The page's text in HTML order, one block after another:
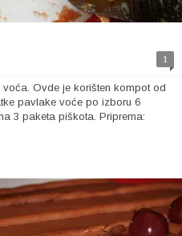
1
Ovde je korišten kompot od
pavlake voće po izboru 6
3 paketa piškota. Priprema: